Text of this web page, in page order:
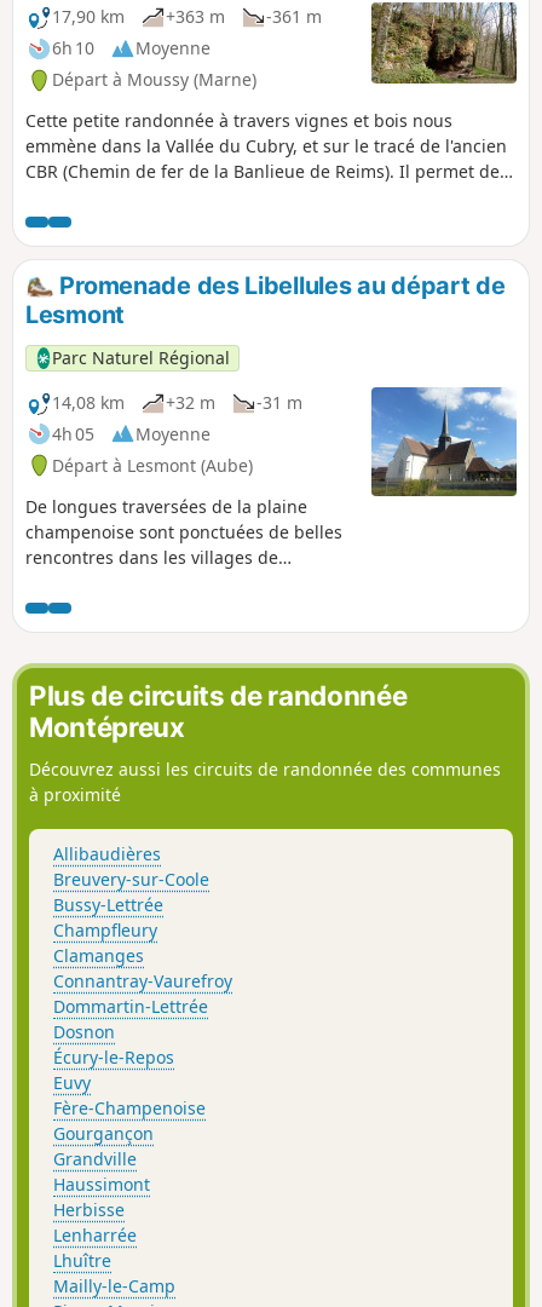
17,90 km
+363 m
-361 m
6h 10
Moyenne
Départ à Moussy (Marne)
Cette petite randonnée à travers vignes et bois nous
emmène dans la Vallée du Cubry, et sur le tracé de l'ancien
CBR (Chemin de fer de la Banlieue de Reims). Il permet de
vécut autrefois un ermite. Cette pierre est sur un terrain
privé où il est toléré de se promener à condition de
respecter les lieux. Remarque : l'orthographe de la carte
IGN est inexacte, c'est bien la Pierre Saint-Mamert.
Promenade des Libellules au départ de
Lesmont
Parc Naturel Régional
14,08 km
+32 m
-31 m
4h 05
Moyenne
Départ à Lesmont (Aube)
De longues traversées de la plaine
champenoise sont ponctuées de belles
rencontres dans les villages de
belles vues depuis la colline : ce circuit
contrasté se termine en beauté sur les
bords ombragés de l’Aube.
Plus de circuits de randonnée
Montépreux
Découvrez aussi les circuits de randonnée des communes
à proximité
Allibaudières
Breuvery-sur-Coole
Bussy-Lettrée
Champfleury
Clamanges
Connantray-Vaurefroy
Dommartin-Lettrée
Dosnon
Écury-le-Repos
Euvy
Fère-Champenoise
Gourgançon
Grandville
Haussimont
Herbisse
Lenharrée
Lhuître
Mailly-le-Camp